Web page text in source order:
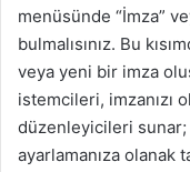
menüsünde “İmza”
bulmalısınız. Bu
veya yeni bir imza
istemcileri, imzanızı
düzenleyicileri sunar;
ayarlamanıza olanak